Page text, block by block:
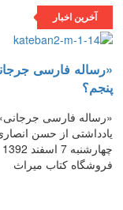
آخرین اخبار
«رساله فارسی
پنجم؟
«رساله فارسی
یادداشتی از حسن
چهارشنبه 7 اسفند 1392
فروشگاه کتاب میراث